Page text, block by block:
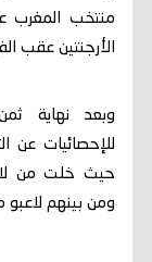
منتخب المغرب
الأرجنتين عقب
وبعد نهاية
للإحصائيات عن
حيث خلت من
ومن بينهم